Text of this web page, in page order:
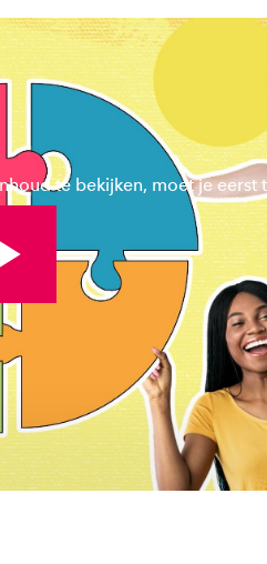
te bekijken, moet je eerst